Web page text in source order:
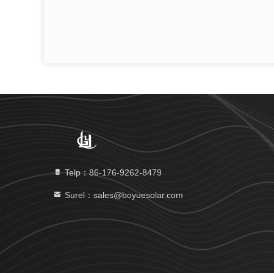
Telp：86-176-9262-8479
Surel：sales@boyuesolar.com